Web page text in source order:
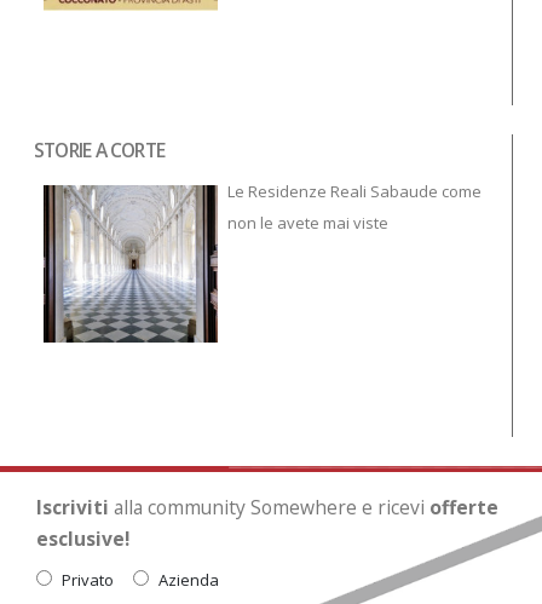
STORIE A CORTE
Le Residenze Reali Sabaude come
non le avete mai viste
Iscriviti alla community Somewhere e ricevi offerte
esclusive!
Privato Azienda